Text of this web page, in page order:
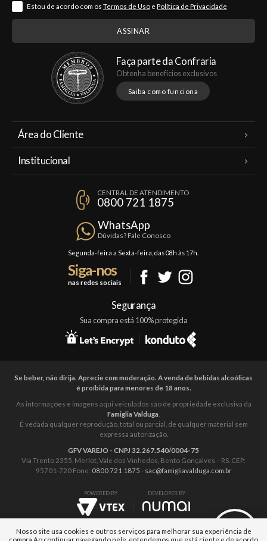
Estou de acordo com os Termos de Uso e Política de Privacidade
Faça parte da Confraria
Obtenha benefícios exclusivos
Saiba como funciona
Área do Cliente
Institucional
Política de Privacidade
Trocas e Devoluções
Formas de Pagamento
CENTRAL DE ATENDIMENTO
0800 721 1875
WhatsApp
Dúvidas? Fale Conosco
Segunda-feira a Sexta-feira, das 08h às 17h.
Siga-nos
nas redes sociais
Segurança
Sua compra está 100% protegida
Se beber, não dirija. Aprecie com moderação. A venda de bebidas alcoólicas
é proíbida para menores de 18 anos.
As informações e imagens aqui veiculados são de propriedade exclusiva da
Famiglia Valduga
É vedada qualquer reprodução, total ou parcial, de qualquer material sem
expressa autorização.
GFV VAREJO - CNPJ 32.267.540/0004-75
Via Trento 2355, Merlot, Vale dos Vinhedos, Bento Gonçalves – RS. CEP:
95701-720 Fone: 0800 721 1875 - sac@famigliavalduga.com.br
POWERED BY DEVELOPER BY
Nosso site usa cookies e outros serviços para melhorar sua experiência de